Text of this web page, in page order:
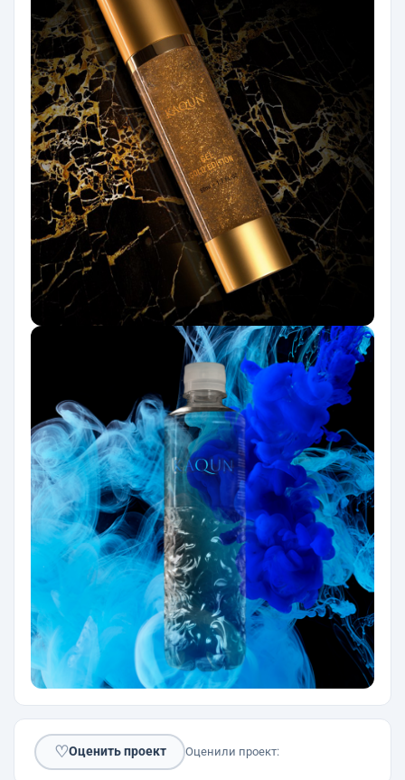
♡Оценить проект Оценили проект: